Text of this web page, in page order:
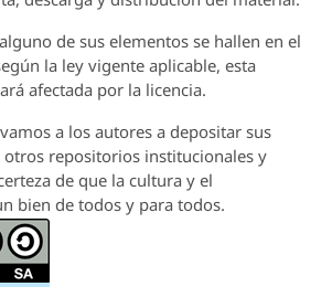
de sus elementos se hallen en el
la ley vigente aplicable, esta
afectada por la licencia.
a los autores a depositar sus
repositorios institucionales y
de que la cultura y el
bien de todos y para todos.